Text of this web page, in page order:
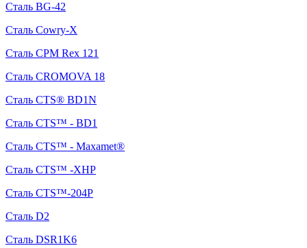
Сталь BG-42
Сталь Cowry-X
Сталь CPM Rex 121
Сталь CROMOVA 18
Сталь CTS® BD1N
Сталь CTS™ - BD1
Сталь CTS™ - Maxamet®
Сталь CTS™ -XHP
Сталь CTS™-204P
Сталь D2
Сталь DSR1K6